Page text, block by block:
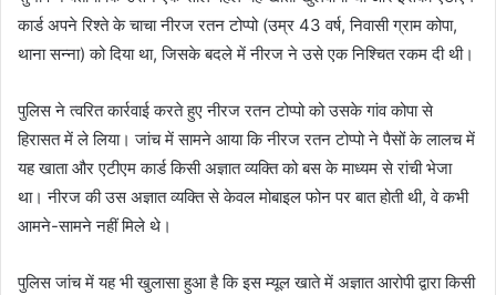
कार्ड अपने रिश्ते के चाचा नीरज रतन टोप्पो (उम्र 43 वर्ष, निवासी ग्राम कोपा,
थाना सन्ना) को दिया था, जिसके बदले में नीरज ने उसे एक निश्चित रकम दी थी।
पुलिस ने त्वरित कार्रवाई करते हुए नीरज रतन टोप्पो को उसके गांव कोपा से
हिरासत में ले लिया। जांच में सामने आया कि नीरज रतन टोप्पो ने पैसों के लालच में
यह खाता और एटीएम कार्ड किसी अज्ञात व्यक्ति को बस के माध्यम से रांची भेजा
था। नीरज की उस अज्ञात व्यक्ति से केवल मोबाइल फोन पर बात होती थी, वे कभी
आमने-सामने नहीं मिले थे।
पुलिस जांच में यह भी खुलासा हुआ है कि इस म्यूल खाते में अज्ञात आरोपी द्वारा किसी